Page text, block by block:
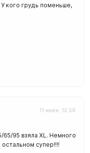
кого грудь поменьше,
11 июля, 12:59
95 взяла XL. Немного
супер!!!!